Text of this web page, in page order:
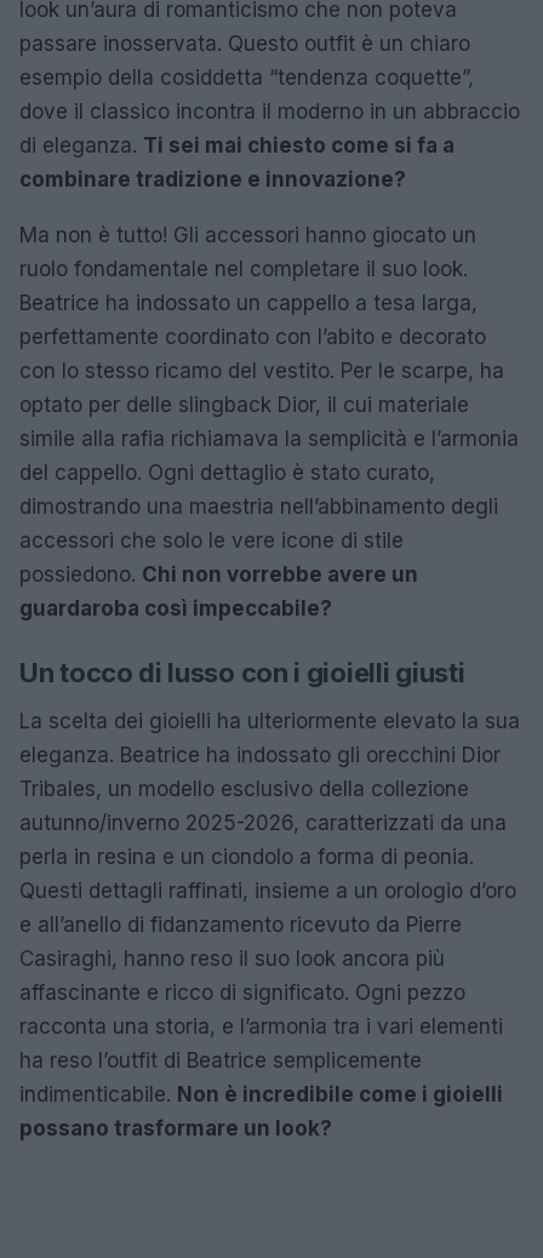
look un’aura di romanticismo che non poteva
passare inosservata. Questo outfit è un chiaro
esempio della cosiddetta “tendenza coquette”,
dove il classico incontra il moderno in un abbraccio
di eleganza. Ti sei mai chiesto come si fa a
combinare tradizione e innovazione?
Ma non è tutto! Gli accessori hanno giocato un
ruolo fondamentale nel completare il suo look.
Beatrice ha indossato un cappello a tesa larga,
perfettamente coordinato con l’abito e decorato
con lo stesso ricamo del vestito. Per le scarpe, ha
optato per delle slingback Dior, il cui materiale
simile alla rafia richiamava la semplicità e l’armonia
del cappello. Ogni dettaglio è stato curato,
dimostrando una maestria nell’abbinamento degli
accessori che solo le vere icone di stile
possiedono. Chi non vorrebbe avere un
guardaroba così impeccabile?
Un tocco di lusso con i gioielli giusti
La scelta dei gioielli ha ulteriormente elevato la sua
eleganza. Beatrice ha indossato gli orecchini Dior
Tribales, un modello esclusivo della collezione
autunno/inverno 2025-2026, caratterizzati da una
perla in resina e un ciondolo a forma di peonia.
Questi dettagli raffinati, insieme a un orologio d’oro
e all’anello di fidanzamento ricevuto da Pierre
Casiraghi, hanno reso il suo look ancora più
affascinante e ricco di significato. Ogni pezzo
racconta una storia, e l’armonia tra i vari elementi
ha reso l’outfit di Beatrice semplicemente
indimenticabile. Non è incredibile come i gioielli
possano trasformare un look?